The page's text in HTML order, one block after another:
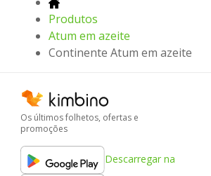
Produtos
Atum em azeite
Continente Atum em azeite
Os últimos folhetos, ofertas e
promoções
Descarregar na